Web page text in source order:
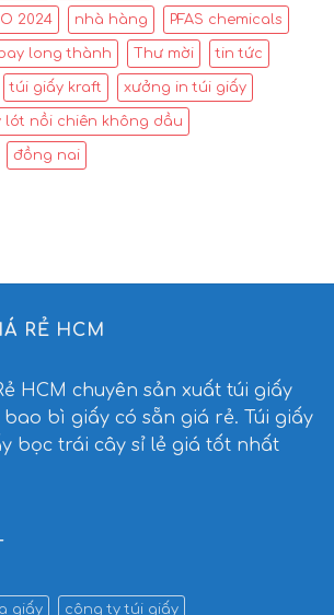
2024 nhà hàng PFAS chemicals
long thành Thư mời tin tức
túi giấy kraft xưởng in túi giấy
lót nồi chiên không dầu
đồng nai
RẺ HCM
HCM chuyên sản xuất túi giấy
bì giấy có sẵn giá rẻ. Túi giấy
bọc trái cây sỉ lẻ giá tốt nhất
giấy công ty túi giấy